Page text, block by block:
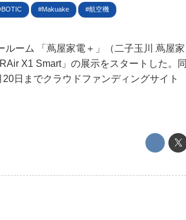
Makuake 航空機
ーム 「蔦屋家電＋」（二子玉川 蔦屋家
X1 Smart」の展示をスタートした。同
日までクラウドファンディングサイト